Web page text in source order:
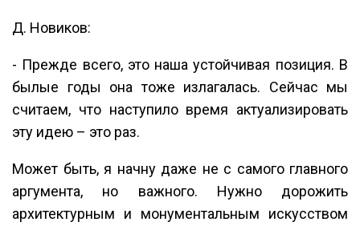
Д. Новиков:
- Прежде всего, это наша устойчивая позиция. В
былые годы она тоже излагалась. Сейчас мы
считаем, что наступило время актуализировать
эту идею – это раз.
Может быть, я начну даже не с самого главного
аргумента, но важного. Нужно дорожить
архитектурным и монументальным искусством